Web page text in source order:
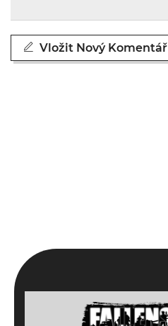
Vložit Nový Komentář